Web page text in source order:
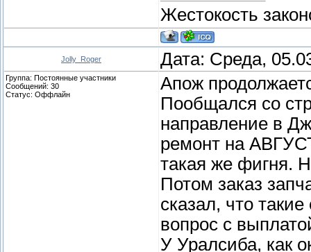
Жестокость
Jolly_Roger Дата: Среда,
Группа: Постоянные участники
Сообщений: 30
Статус: Оффлайн
Апож
Пообщался со
направление в
ремонт на
такая же фигня.
Потом заказ
сказал, что
вопрос с
У Уралсиба, как